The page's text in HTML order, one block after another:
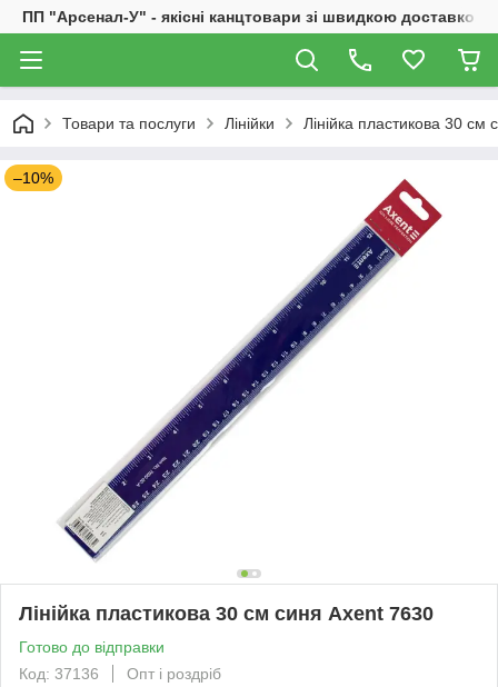
ПП "Арсенал-У" - якісні канцтовари зі швидкою доставкою
Товари та послуги Лінійки Лінійка пластикова 30 см
–10%
Лінійка пластикова 30 см синя Axent 7630
Готово до відправки
Код: 37136
Опт і роздріб